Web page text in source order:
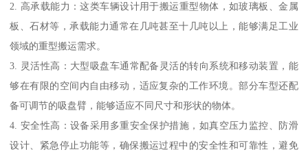
2. 高承载能力：这类车辆设计用于搬运重型物体，如玻璃板、金属
板、石材等，承载能力通常在几吨甚至十几吨以上，能够满足工业
领域的重型搬运需求。
3. 灵活性高：大型吸盘车通常配备灵活的转向系统和移动装置，能
够在有限的空间内自由移动，适应复杂的工作环境。部分车型还配
备可调节的吸盘臂，能够适应不同尺寸和形状的物体。
4. 安全性高：设备采用多重安全保护措施，如真空压力监控、防滑
设计、紧急停止功能等，确保搬运过程中的安全性和可靠性，避免